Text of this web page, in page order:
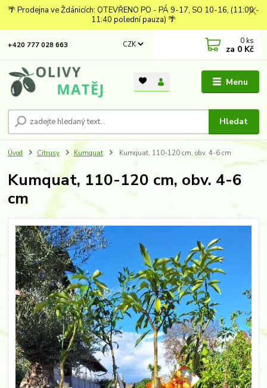
🌴 Prodejna ve Ždánicích: OTEVŘENO PO - PÁ 9-17, SO 10-16, (11:00 -
11:40 polední pauza) 🌴
Menu
CZK
Hledat
+420 777 028 663 0 ks
za 0 Kč
Úvod Citrusy Kumquat Kumquat, 110-120 cm, obv. 4-6 cm
Kumquat, 110-120 cm, obv. 4-6
cm